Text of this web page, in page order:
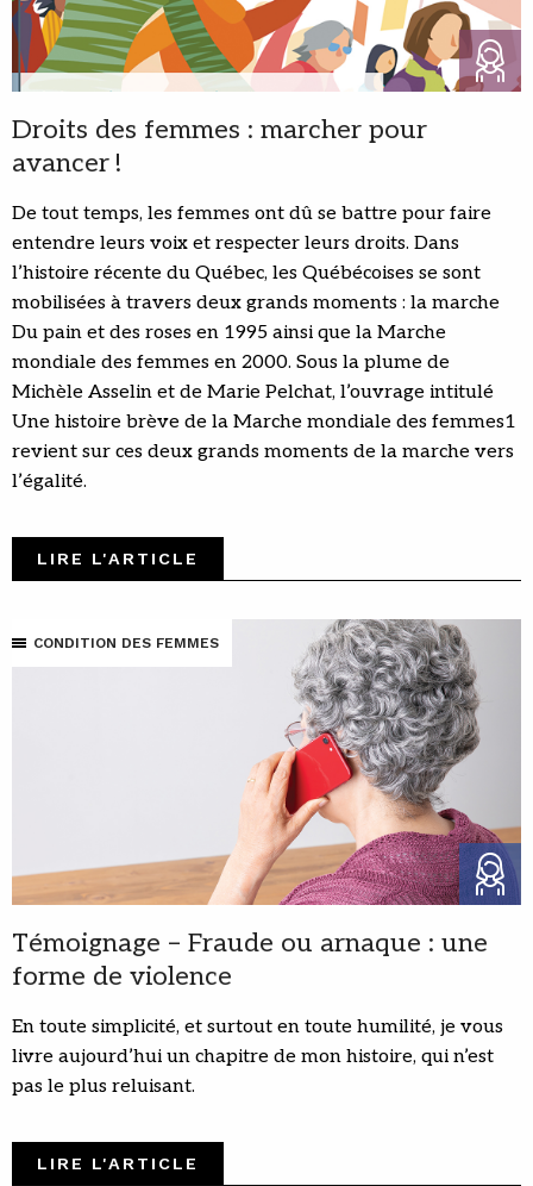
Droits des femmes : marcher pour
avancer !
De tout temps, les femmes ont dû se battre pour faire
entendre leurs voix et respecter leurs droits. Dans
l’histoire récente du Québec, les Québécoises se sont
mobilisées à travers deux grands moments : la marche
Du pain et des roses en 1995 ainsi que la Marche
mondiale des femmes en 2000. Sous la plume de
Michèle Asselin et de Marie Pelchat, l’ouvrage intitulé
Une histoire brève de la Marche mondiale des femmes1
revient sur ces deux grands moments de la marche vers
l’égalité.
LIRE L'ARTICLE
CONDITION DES FEMMES
Témoignage – Fraude ou arnaque : une
forme de violence
En toute simplicité, et surtout en toute humilité, je vous
livre aujourd’hui un chapitre de mon histoire, qui n’est
pas le plus reluisant.
LIRE L'ARTICLE